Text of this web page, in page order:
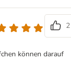
2
können darauf